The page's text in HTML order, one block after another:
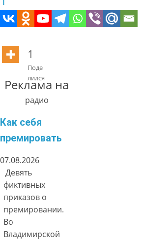
1
Поде
лился
Реклама на
радио
Как себя
премировать
07.08.2026
Девять
фиктивных
приказов о
премировании.
Во
Владимирской